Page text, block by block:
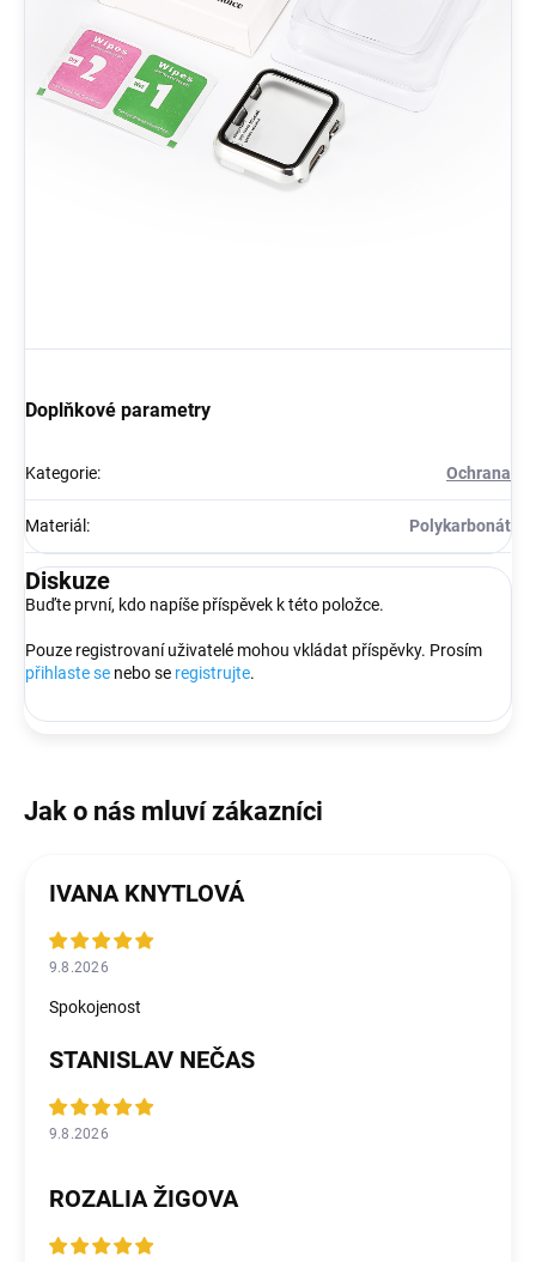
Doplňkové parametry
Kategorie: Ochrana
Materiál : Polykarbonát
Diskuze
Buďte první, kdo napíše příspěvek k této položce.
Pouze registrovaní uživatelé mohou vkládat příspěvky. Prosím
přihlaste se nebo se registrujte.
IVANA KNYTLOVÁ
9.8.2026
Spokojenost
STANISLAV NEČAS
9.8.2026
ROZALIA ŽIGOVA